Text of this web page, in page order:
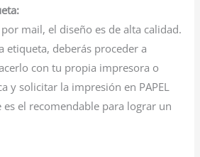
mail, el diseño es de alta calidad.
etiqueta, deberás proceder a
con tu propia impresora o
y solicitar la impresión en PAPEL
es el recomendable para lograr un